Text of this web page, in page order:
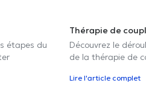
étapes du
Thérapie de
Découvrez le
de la thérapie de
Lire l'article complet